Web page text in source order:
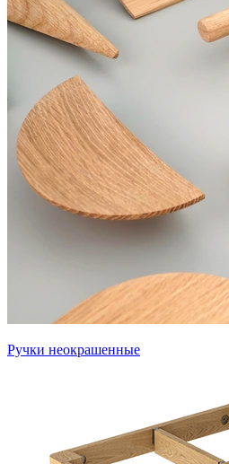
Ручки неокрашенные